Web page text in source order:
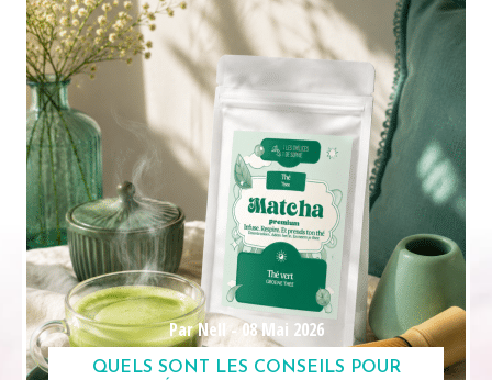
Par Nell -08 Mai 2026
QUELS SONT LES CONSEILS POUR